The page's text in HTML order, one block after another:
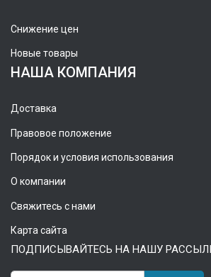
Снижение цен
Новые товары
НАША КОМПАНИЯ
Доставка
Правовое положение
Порядок и условия использования
О компании
Свяжитесь с нами
Карта сайта
ПОДПИСЫВАЙТЕСЬ НА НАШУ